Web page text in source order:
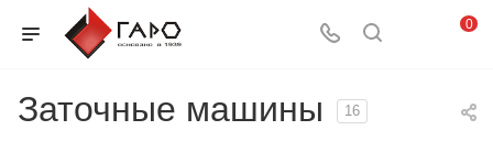
0
Заточные машины 16